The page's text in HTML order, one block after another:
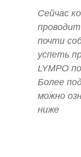
Сейчас
проводит
почти
успеть
LYMPO
Более
можно
ниже